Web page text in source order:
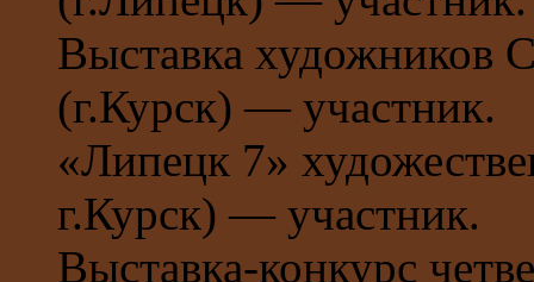
Выставка художников
(г.Курск) — участник.
«Липецк 7»
г.Курск) — участник.
Выставка-конкурс